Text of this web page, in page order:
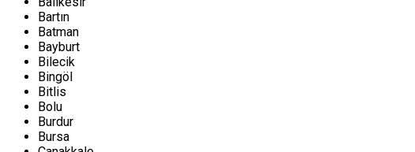
Bartın
Batman
Bayburt
Bilecik
Bingöl
Bitlis
Bolu
Burdur
Bursa